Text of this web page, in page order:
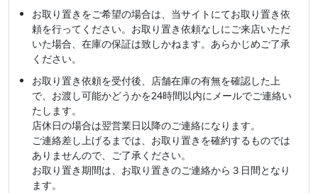
お取り置きをご希望の場合は、当サイトにてお取り置き依
頼を行ってください。お取り置き依頼なしにご来店いただ
いた場合、在庫の保証は致しかねます。あらかじめご了承
ください。
お取り置き依頼を受付後、店舗在庫の有無を確認した上
で、お渡し可能かどうかを24時間以内にメールでご連絡い
たします。
店休日の場合は翌営業日以降のご連絡になります。
ご連絡差し上げるまでは、お取り置きを確約するものでは
ありませんので、ご了承ください。
お取り置き期間は、お取り置きのご連絡から３日間となり
ます。